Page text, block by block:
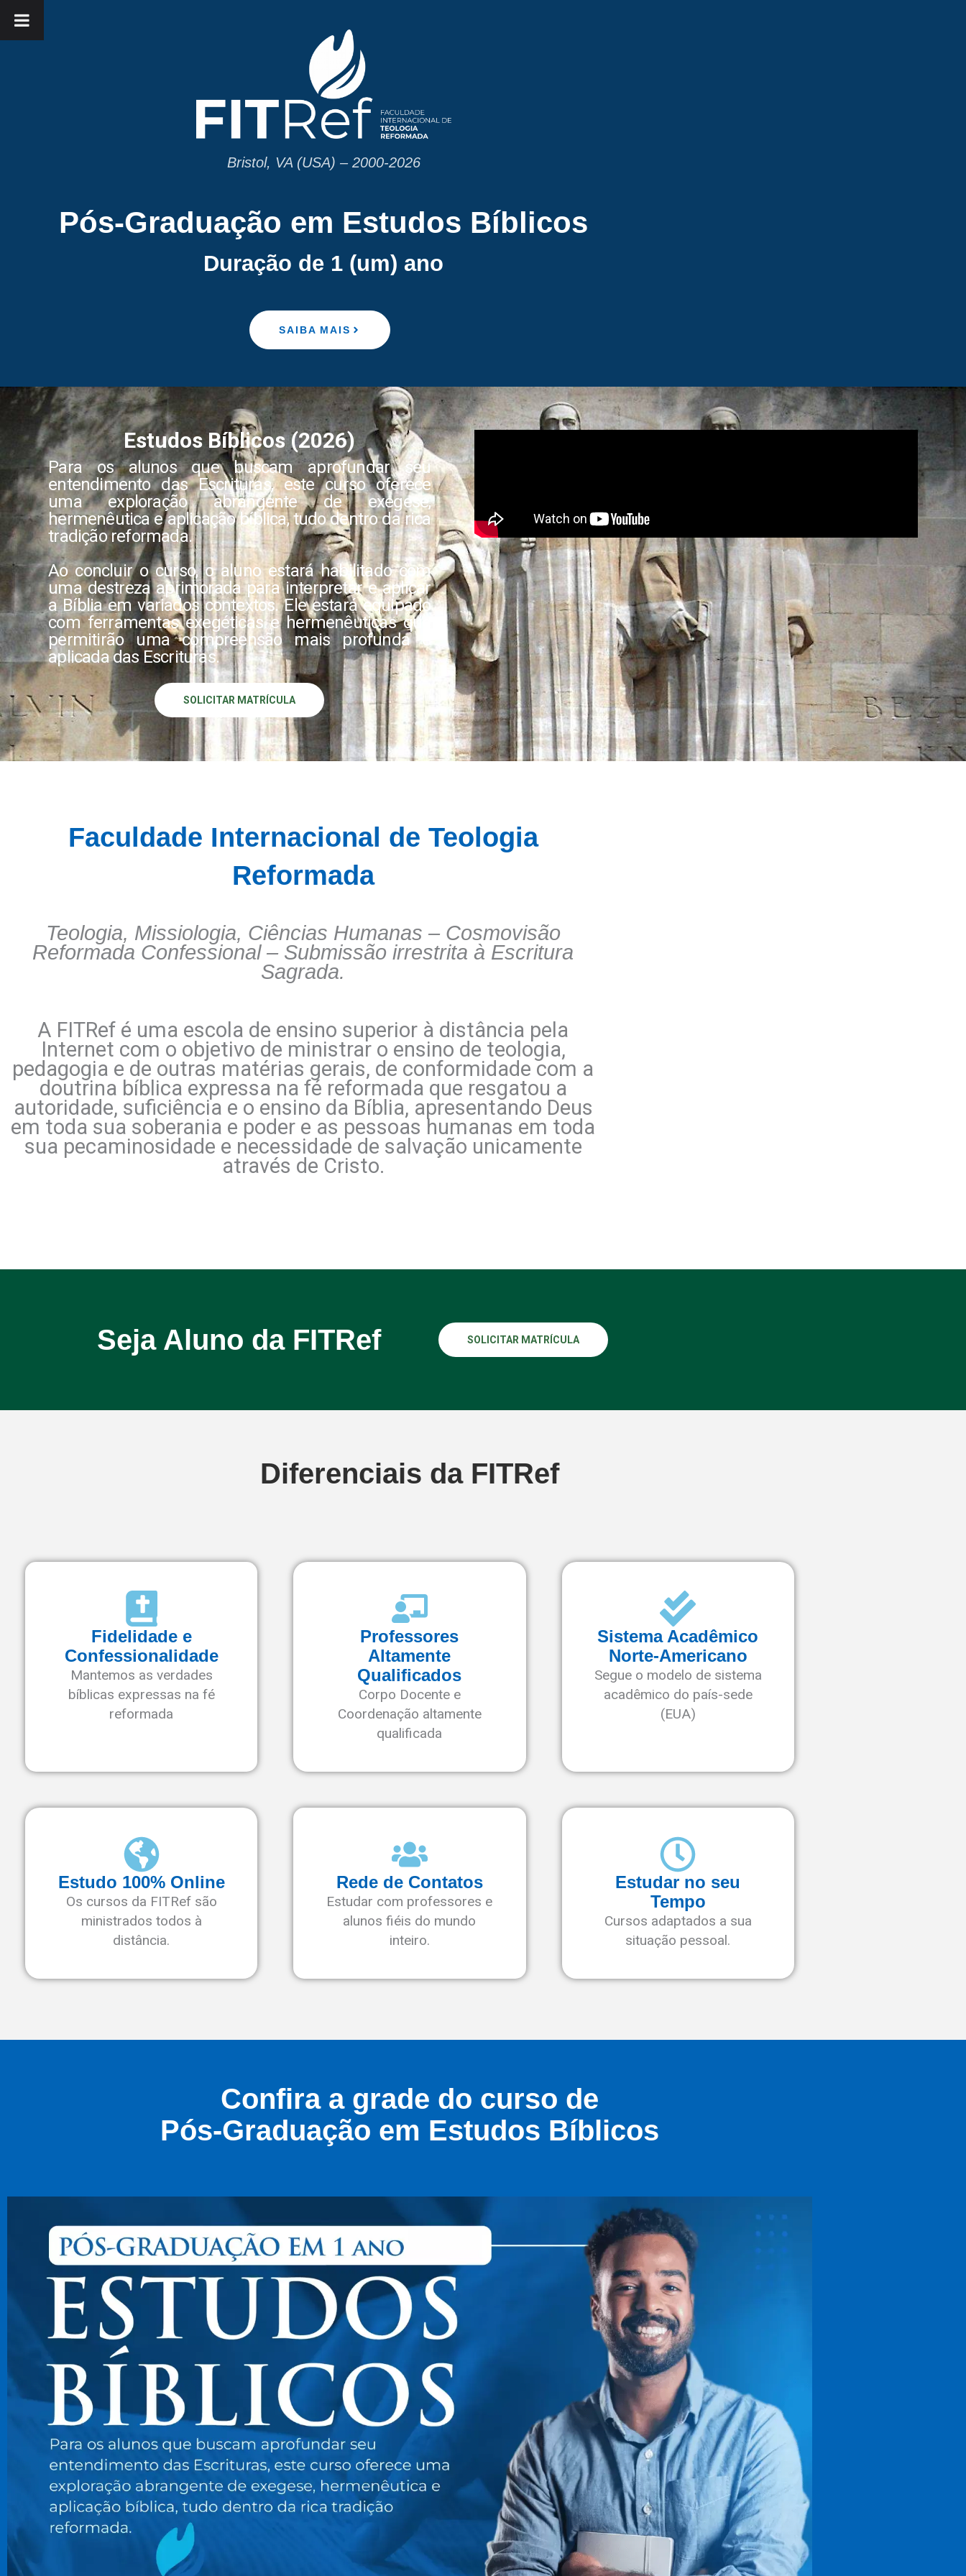
Bristol, VA (USA) – 2000-2026
Pós-Graduação em Estudos Bíblicos
Duração de 1 (um) ano
SAIBA MAIS
Estudos Bíblicos (2026)
Para os alunos que buscam aprofundar seu
entendimento das Escrituras, este curso oferece
uma exploração abrangente de exegese,
hermenêutica e aplicação bíblica, tudo dentro da rica
tradição reformada.
Ao concluir o curso, o aluno estará habilitado com
uma destreza aprimorada para interpretar e aplicar
a Bíblia em variados contextos. Ele estará equipado
com ferramentas exegéticas e hermenêuticas que
permitirão uma compreensão mais profunda e
aplicada das Escrituras.
SOLICITAR MATRÍCULA
Faculdade Internacional de Teologia
Reformada
Teologia, Missiologia, Ciências Humanas – Cosmovisão
Reformada Confessional – Submissão irrestrita à Escritura
Sagrada.
A FITRef é uma escola de ensino superior à distância pela
Internet com o objetivo de ministrar o ensino de teologia,
pedagogia e de outras matérias gerais, de conformidade com a
doutrina bíblica expressa na fé reformada que resgatou a
autoridade, suficiência e o ensino da Bíblia, apresentando Deus
em toda sua soberania e poder e as pessoas humanas em toda
sua pecaminosidade e necessidade de salvação unicamente
através de Cristo.
Seja Aluno da FITRef SOLICITAR MATRÍCULA
Diferenciais da FITRef
Fidelidade e
Confessionalidade
Mantemos as verdades
bíblicas expressas na fé
reformada
Professores
Altamente
Qualificados
Corpo Docente e
Coordenação altamente
qualificada
Sistema Acadêmico
Norte-Americano
Segue o modelo de sistema
acadêmico do país-sede
(EUA)
Estudo 100% Online
Os cursos da FITRef são
ministrados todos à
distância.
Rede de Contatos
Estudar com professores e
alunos fiéis do mundo
inteiro.
Estudar no seu
Tempo
Cursos adaptados a sua
situação pessoal.
Confira a grade do curso de
Pós-Graduação em Estudos Bíblicos